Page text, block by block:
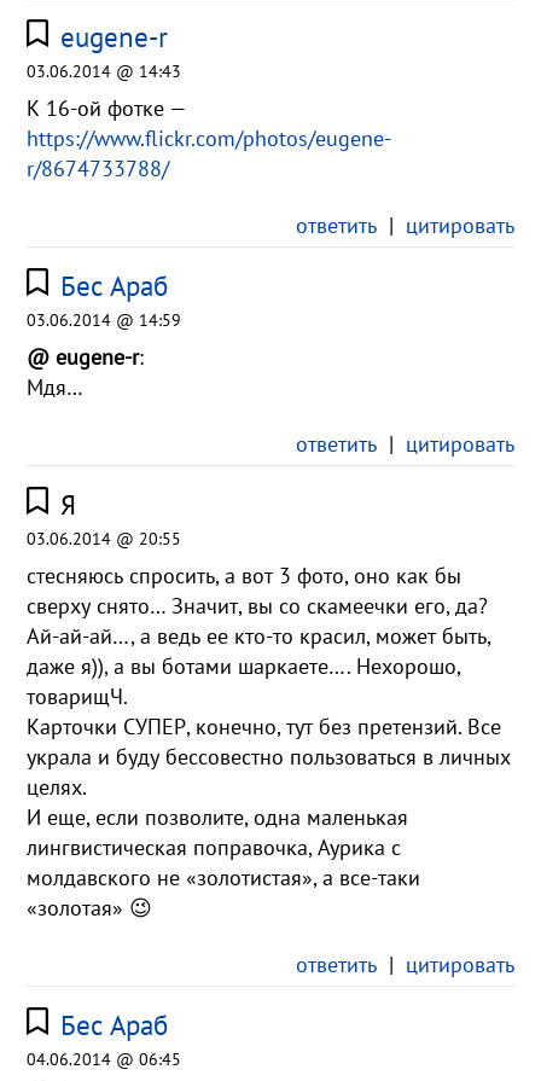
eugene-r
03.06.2014 @ 14:43
К 16-ой фотке —
https://www.flickr.com/photos/eugene-
r/8674733788/
ответить| цитировать
Бес Араб
03.06.2014 @ 14:59
@ eugene-r:
Мдя…
ответить| цитировать
Я
03.06.2014 @ 20:55
стесняюсь спросить, а вот 3 фото, оно как бы
сверху снято… Значит, вы со скамеечки его, да?
Ай-ай-ай…, а ведь ее кто-то красил, может быть,
даже я)), а вы ботами шаркаете…. Нехорошо,
товарищЧ.
Карточки СУПЕР, конечно, тут без претензий. Все
украла и буду бессовестно пользоваться в личных
целях.
И еще, если позволите, одна маленькая
лингвистическая поправочка, Аурика с
молдавского не «золотистая», а все-таки
«золотая» 😉
ответить| цитировать
Бес Араб
04.06.2014 @ 06:45